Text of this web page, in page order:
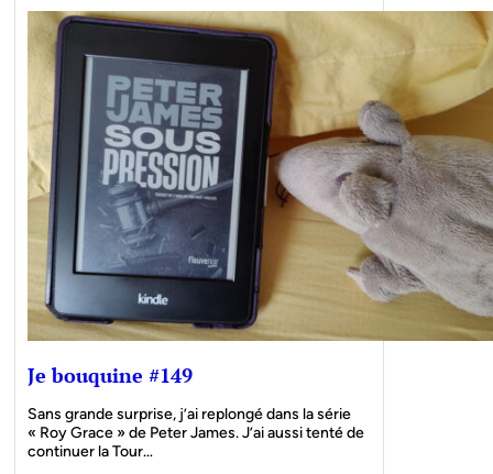
Je bouquine #149
Sans grande surprise, j’ai replongé dans la série
« Roy Grace » de Peter James. J’ai aussi tenté de
continuer la Tour…